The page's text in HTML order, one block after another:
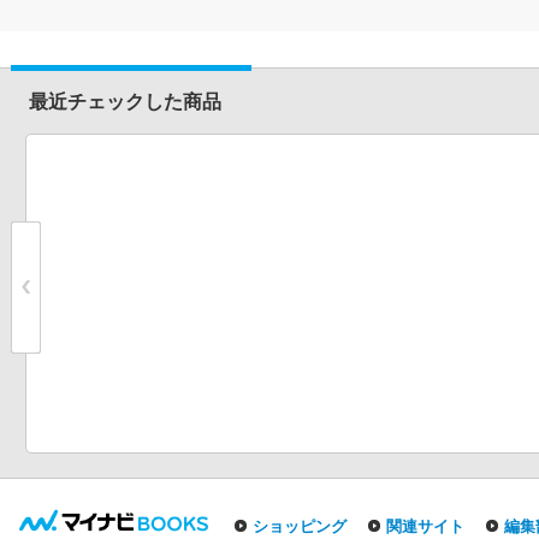
最近チェックした商品
ショッピング 関連サイト 編集